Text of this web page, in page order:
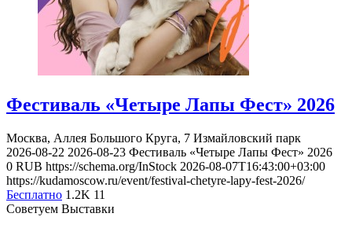
Фестиваль «Четыре Лапы Фест» 2026
Москва, Аллея Большого Круга, 7 Измайловский парк
2026-08-22 2026-08-23 Фестиваль «Четыре Лапы Фест» 2026
0 RUB https://schema.org/InStock 2026-08-07T16:43:00+03:00
https://kudamoscow.ru/event/festival-chetyre-lapy-fest-2026/
Бесплатно 1.2K 11
Советуем Выставки